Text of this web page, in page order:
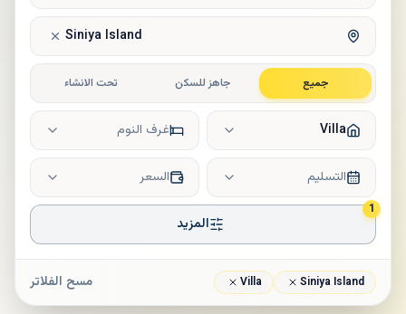
Siniya Island
جميع جاهز للسكن تحت الانشاء
Villa غرف النوم
التسليم السعر
المزيد
1
Siniya Island
Villa مسح الفلاتر